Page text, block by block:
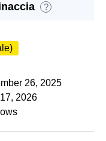
?
26, 2025
2026